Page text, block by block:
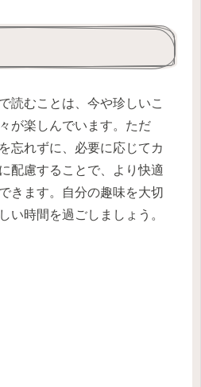
読むことは、今や珍しいこ
が楽しんでいます。ただ
忘れずに、必要に応じてカ
配慮することで、より快適
きます。自分の趣味を大切
い時間を過ごしましょう。